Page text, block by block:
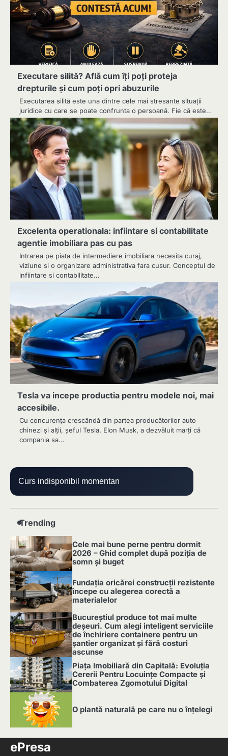
Executare silită? Află cum îți poți proteja
drepturile și cum poți opri abuzurile
Executarea silită este una dintre cele mai stresante situații
juridice cu care se poate confrunta o persoană. Fie că este…
Excelenta operationala: infiintare si contabilitate
agentie imobiliara pas cu pas
Intrarea pe piata de intermediere imobiliara necesita curaj,
viziune si o organizare administrativa fara cusur. Conceptul de
infiintare si contabilitate…
Tesla va incepe productia pentru modele noi, mai
accesibile.
Cu concurența crescândă din partea producătorilor auto
chinezi și alții, șeful Tesla, Elon Musk, a dezvăluit marți că
compania sa…
Curs indisponibil momentan
Trending
1
Cele mai bune perne pentru dormit
2026 – Ghid complet după poziția de
somn și buget
2
Fundația oricărei construcții rezistente
începe cu alegerea corectă a
materialelor
3
Bucureștiul produce tot mai multe
deșeuri. Cum alegi inteligent serviciile
de închiriere containere pentru un
șantier organizat și fără costuri
ascunse
4
Piața Imobiliară din Capitală: Evoluția
Cererii Pentru Locuințe Compacte și
Combaterea Zgomotului Digital
5
O plantă naturală pe care nu o înțelegi
ePresa